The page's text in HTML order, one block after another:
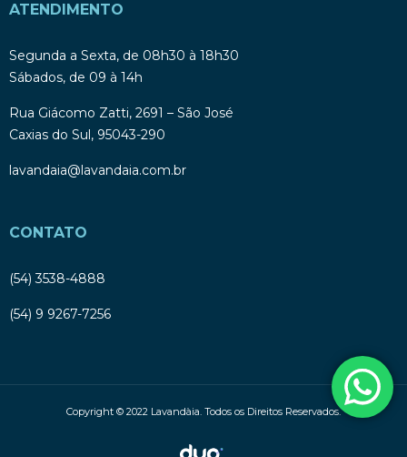
ATENDIMENTO
Segunda a Sexta, de 08h30 à 18h30
Sábados, de 09 à 14h
Rua Giácomo Zatti, 2691 – São José
Caxias do Sul, 95043-290
lavandaia@lavandaia.com.br
CONTATO
(54) 3538-4888
(54) 9 9267-7256
Copyright © 2022 Lavandàia. Todos os Direitos Reservados.